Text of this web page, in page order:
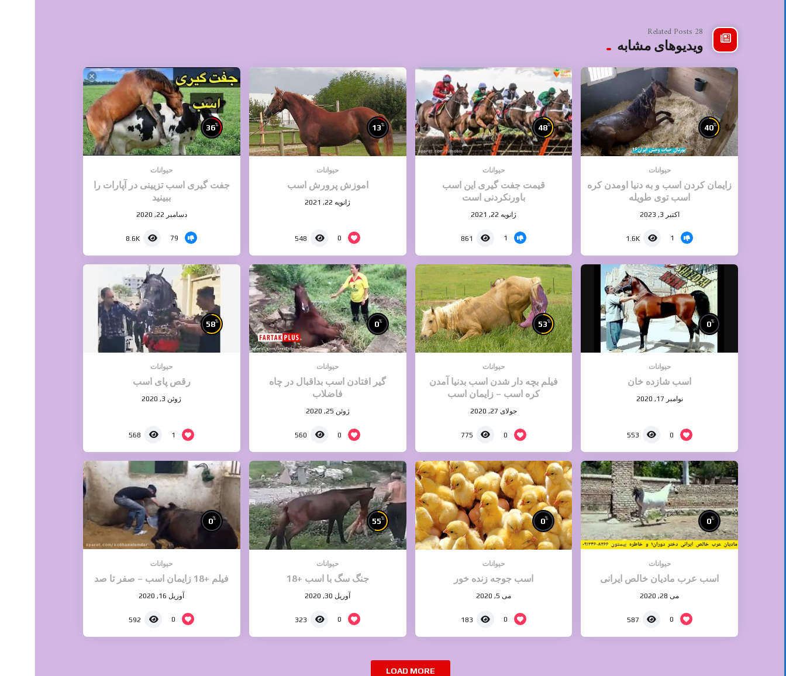
28 Related Posts
ویدیوهای مشابه
40%
حیوانات
زایمان کردن اسب و به دنیا اومدن کره
اسب توی طویله
اکتبر 3, 2023
1
1.6K
48%
حیوانات
قیمت جفت گیری این اسب
باورنکردنی است
ژانویه 22, 2021
1
861
13%
حیوانات
اموزش پرورش اسب
ژانویه 22, 2021
0
548
36%
حیوانات
جفت گیری اسب تزیینی در آپارات را
ببینید
دسامبر 22, 2020
79
8.6K
0%
حیوانات
اسب شازده خان
نوامبر 17, 2020
0
553
53%
حیوانات
فیلم بچه دار شدن اسب بدنیا آمدن
کره اسب – زایمان اسب
جولای 27, 2020
0
775
0%
حیوانات
گیر افتادن اسب بداقبال در چاه
فاضلاب
ژوئن 25, 2020
0
560
58%
حیوانات
رقص پای اسب
ژوئن 3, 2020
1
568
0%
حیوانات
اسب عرب مادیان خالص ایرانی
می 28, 2020
0
587
0%
حیوانات
اسب جوجه زنده خور
می 5, 2020
0
183
55%
حیوانات
جنگ سگ با اسب +18
آوریل 30, 2020
0
323
0%
حیوانات
فیلم +18 زایمان اسب – صفر تا صد
آوریل 16, 2020
0
592
LOAD MORE